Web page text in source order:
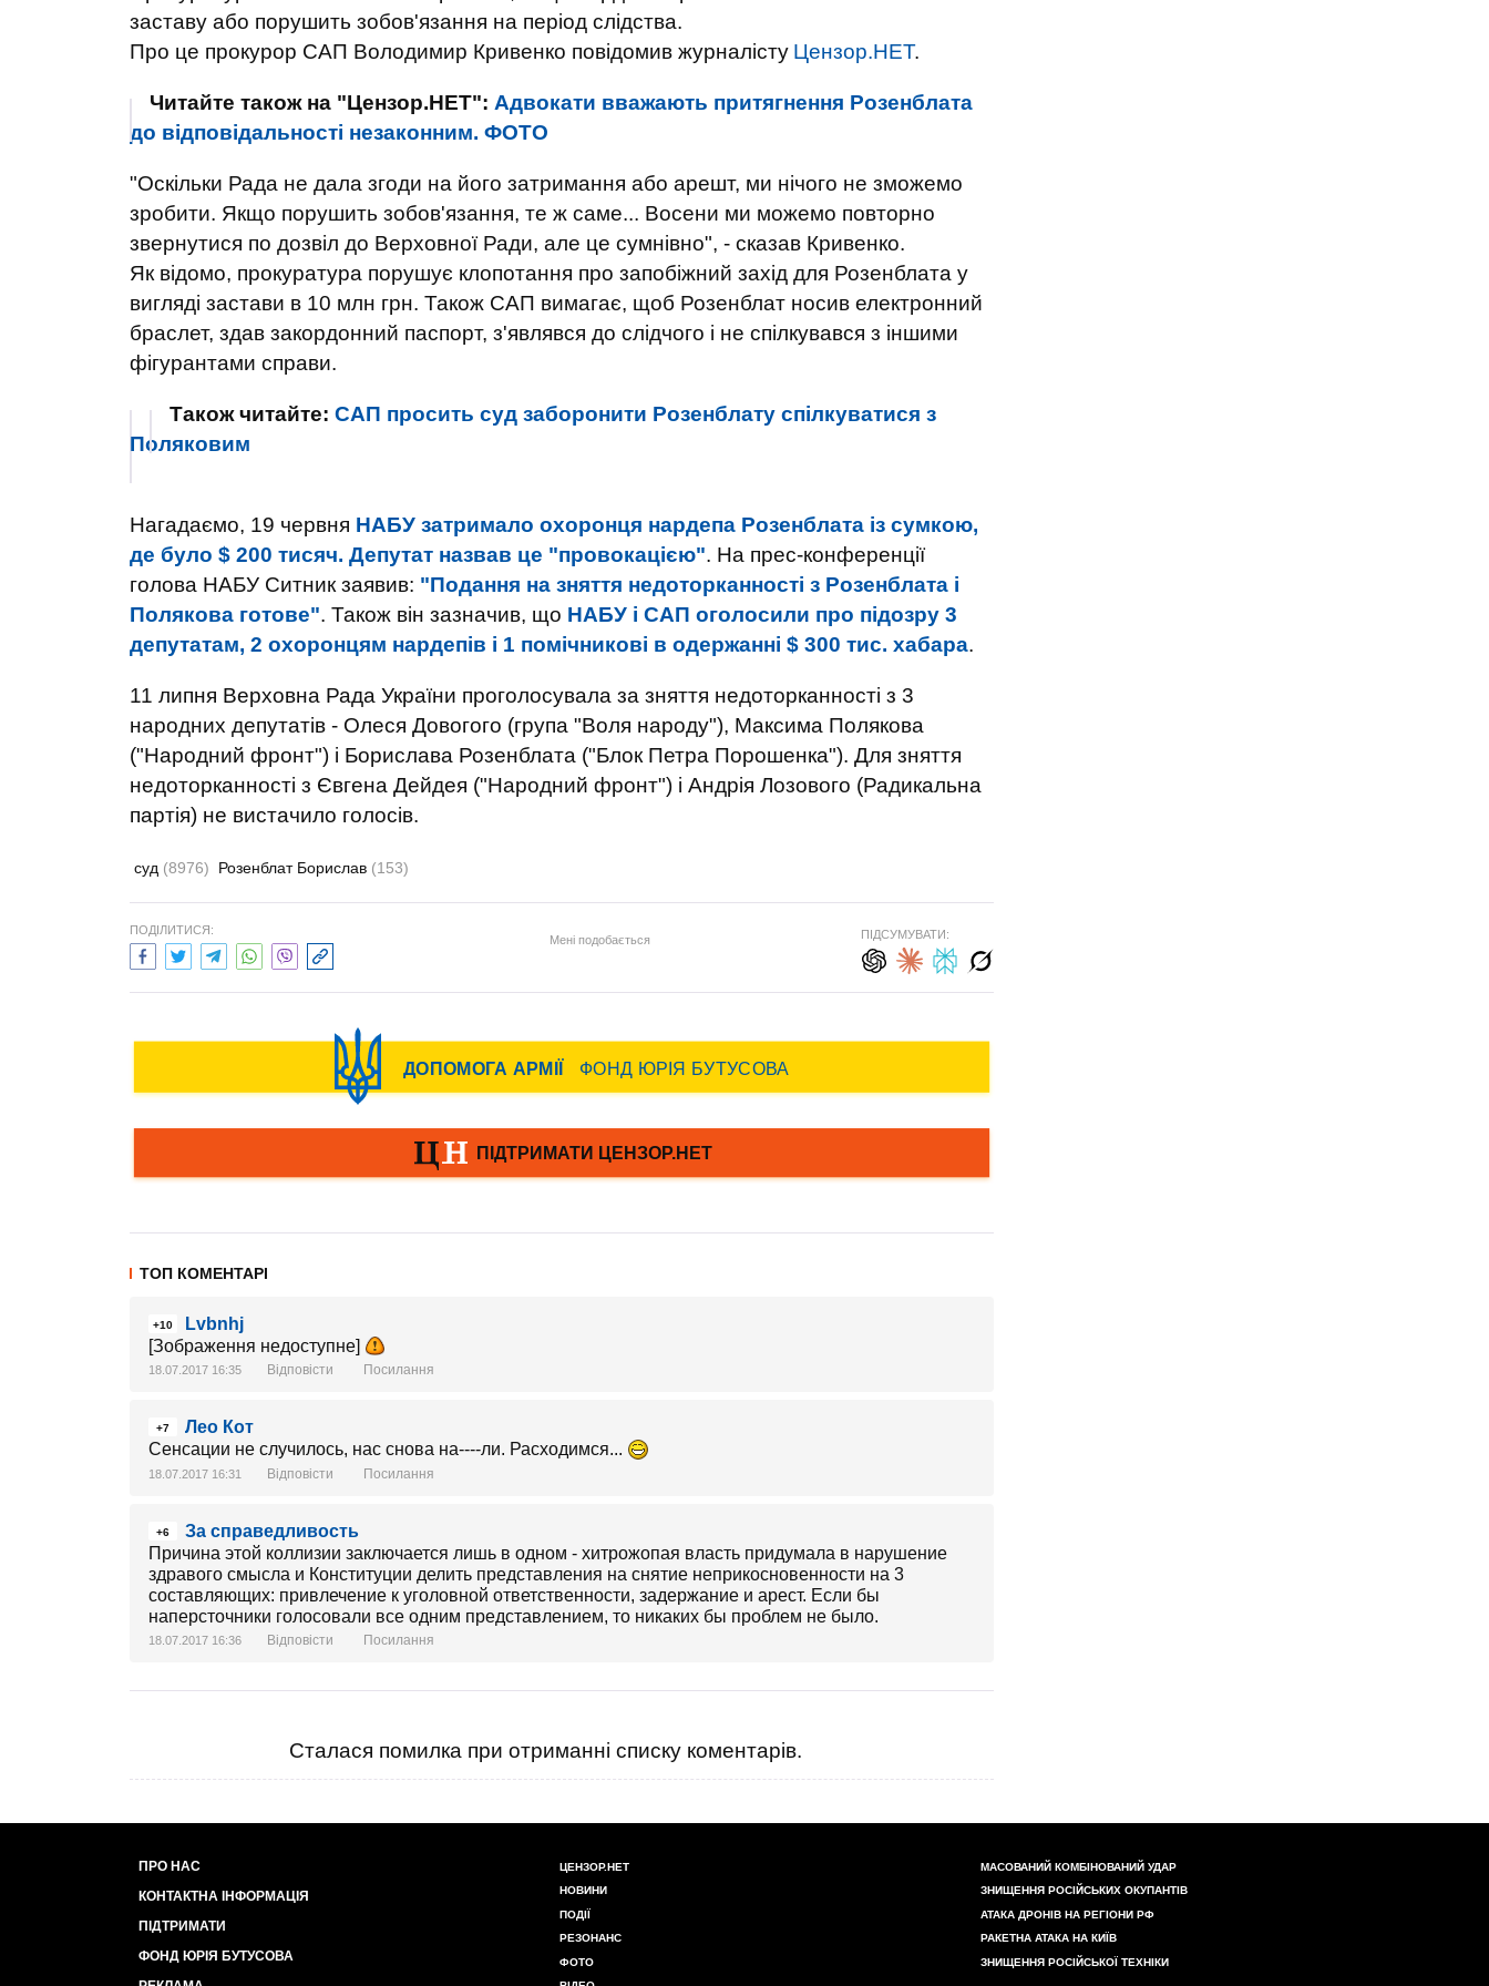
заставу або порушить зобов'язання на період слідства.
Про це прокурор САП Володимир Кривенко повідомив журналісту Цензор.НЕТ.
Читайте також на "Цензор.НЕТ": Адвокати вважають притягнення Розенблата
до відповідальності незаконним. ФОТО
"Оскільки Рада не дала згоди на його затримання або арешт, ми нічого не зможемо
зробити. Якщо порушить зобов'язання, те ж саме... Восени ми можемо повторно
звернутися по дозвіл до Верховної Ради, але це сумнівно", - сказав Кривенко.
Як відомо, прокуратура порушує клопотання про запобіжний захід для Розенблата у
вигляді застави в 10 млн грн. Також САП вимагає, щоб Розенблат носив електронний
браслет, здав закордонний паспорт, з'являвся до слідчого і не спілкувався з іншими
фігурантами справи.
Також читайте: САП просить суд заборонити Розенблату спілкуватися з
Поляковим
Нагадаємо, 19 червня НАБУ затримало охоронця нардепа Розенблата із сумкою,
де було $ 200 тисяч. Депутат назвав це "провокацією". На прес-конференції
голова НАБУ Ситник заявив: "Подання на зняття недоторканності з Розенблата і
Полякова готове". Також він зазначив, що НАБУ і САП оголосили про підозру 3
депутатам, 2 охоронцям нардепів і 1 помічникові в одержанні $ 300 тис. хабара.
11 липня Верховна Рада України проголосувала за зняття недоторканності з 3
народних депутатів - Олеся Довогого (група "Воля народу"), Максима Полякова
("Народний фронт") і Борислава Розенблата ("Блок Петра Порошенка"). Для зняття
недоторканності з Євгена Дейдея ("Народний фронт") і Андрія Лозового (Радикальна
партія) не вистачило голосів.
суд (8976) Розенблат Борислав (153)
ПОДІЛИТИСЯ:
Мені подобається ПІДСУМУВАТИ:
ТОП КОМЕНТАРІ
+10
Lvbnhj
[Зображення недоступне]
18.07.2017 16:35 Відповісти Посилання
+7
Лео Кот
Сенсации не случилось, нас снова на----ли. Расходимся...
18.07.2017 16:31 Відповісти Посилання
+6
За справедливость
Причина этой коллизии заключается лишь в одном - хитрожопая власть придумала в нарушение
здравого смысла и Конституции делить представления на снятие неприкосновенности на 3
составляющих: привлечение к уголовной ответственности, задержание и арест. Если бы
наперсточники голосовали все одним представлением, то никаких бы проблем не было.
18.07.2017 16:36 Відповісти Посилання
Сталася помилка при отриманні списку коментарів.
ПРО НАС
КОНТАКТНА ІНФОРМАЦІЯ
ПІДТРИМАТИ
ФОНД ЮРІЯ БУТУСОВА
ЦЕНЗОР.НЕТ
НОВИНИ
ПОДІЇ
РЕЗОНАНС
ФОТО
МАСОВАНИЙ КОМБІНОВАНИЙ УДАР
ЗНИЩЕННЯ РОСІЙСЬКИХ ОКУПАНТІВ
АТАКА ДРОНІВ НА РЕГІОНИ РФ
РАКЕТНА АТАКА НА КИЇВ
ЗНИЩЕННЯ РОСІЙСЬКОЇ ТЕХНІКИ